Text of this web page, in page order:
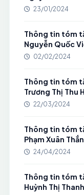
23/01/2024
Thông tin tóm
Nguyễn Quốc
02/02/2024
Thông tin tóm
Trương Thị Thu
22/03/2024
Thông tin tóm
Phạm Xuân
24/04/2024
Thông tin tóm
Huỳnh Thị